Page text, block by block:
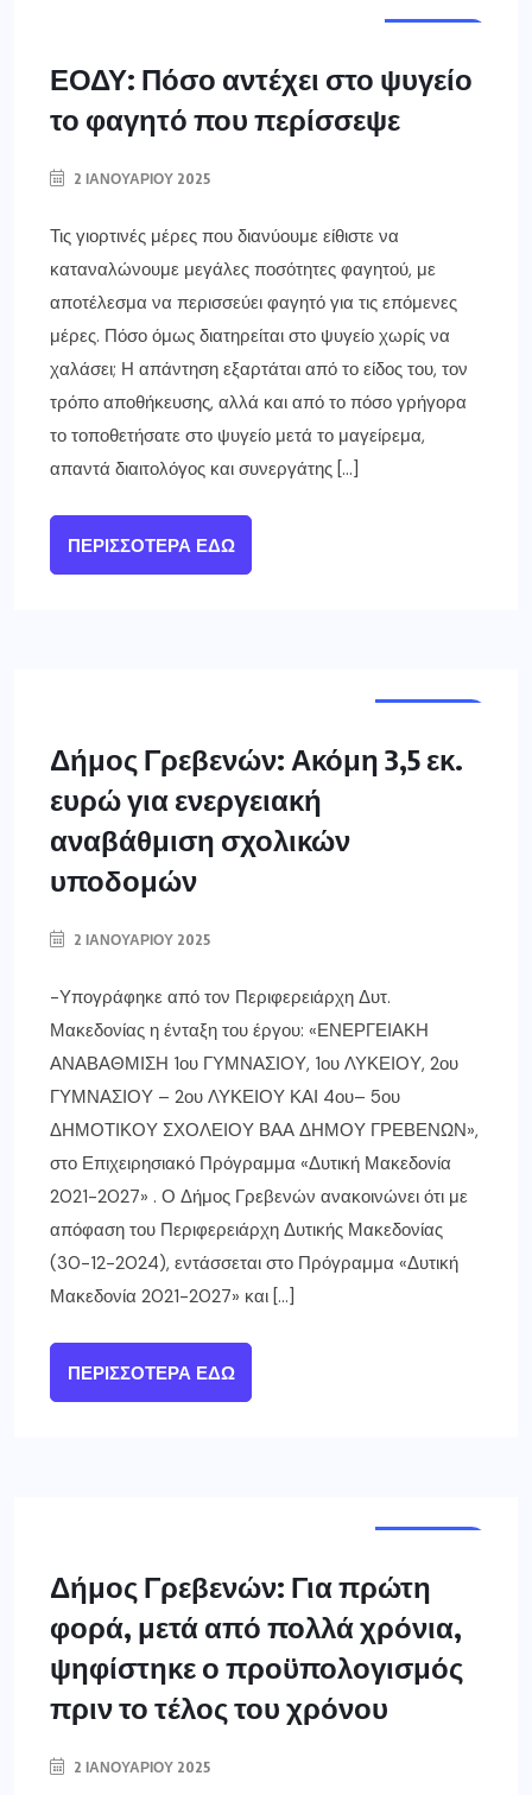
ΕΟΔΥ: Πόσο αντέχει στο ψυγείο
το φαγητό που περίσσεψε
2 ΙΑΝΟΥΑΡΊΟΥ 2025
Τις γιορτινές μέρες που διανύουμε είθιστε να
καταναλώνουμε μεγάλες ποσότητες φαγητού, με
αποτέλεσμα να περισσεύει φαγητό για τις επόμενες
μέρες. Πόσο όμως διατηρείται στο ψυγείο χωρίς να
χαλάσει; Η απάντηση εξαρτάται από το είδος του, τον
τρόπο αποθήκευσης, αλλά και από το πόσο γρήγορα
το τοποθετήσατε στο ψυγείο μετά το μαγείρεμα,
απαντά διαιτολόγος και συνεργάτης […]
ΠΕΡΙΣΣΌΤΕΡΑ ΕΔΏ
Δήμος Γρεβενών: Ακόμη 3,5 εκ.
ευρώ για ενεργειακή
αναβάθμιση σχολικών
υποδομών
2 ΙΑΝΟΥΑΡΊΟΥ 2025
-Υπογράφηκε από τον Περιφερειάρχη Δυτ.
Μακεδονίας η ένταξη του έργου: «ΕΝΕΡΓΕΙΑΚΗ
ΑΝΑΒΑΘΜΙΣΗ 1ου ΓΥΜΝΑΣΙΟΥ, 1ου ΛΥΚΕΙΟΥ, 2ου
ΓΥΜΝΑΣΙΟΥ – 2ου ΛΥΚΕΙΟΥ ΚΑΙ 4ου– 5ου
ΔΗΜΟΤΙΚΟΥ ΣΧΟΛΕΙΟΥ ΒΑΑ ΔΗΜΟΥ ΓΡΕΒΕΝΩΝ»,
στο Επιχειρησιακό Πρόγραμμα «Δυτική Μακεδονία
2021-2027» . Ο Δήμος Γρεβενών ανακοινώνει ότι με
απόφαση του Περιφερειάρχη Δυτικής Μακεδονίας
(30-12-2024), εντάσσεται στο Πρόγραμμα «Δυτική
Μακεδονία 2021-2027» και […]
ΠΕΡΙΣΣΌΤΕΡΑ ΕΔΏ
Δήμος Γρεβενών: Για πρώτη
φορά, μετά από πολλά χρόνια,
ψηφίστηκε ο προϋπολογισμός
πριν το τέλος του χρόνου
2 ΙΑΝΟΥΑΡΊΟΥ 2025